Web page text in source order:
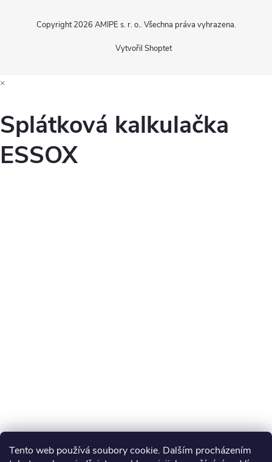
Tento web používá soubory cookie. Dalším procházením
Vytvořil Shoptet
Copyright 2026 AMIPE s. r. o.. Všechna práva vyhrazena.
×
Splátková kalkulačka
ESSOX